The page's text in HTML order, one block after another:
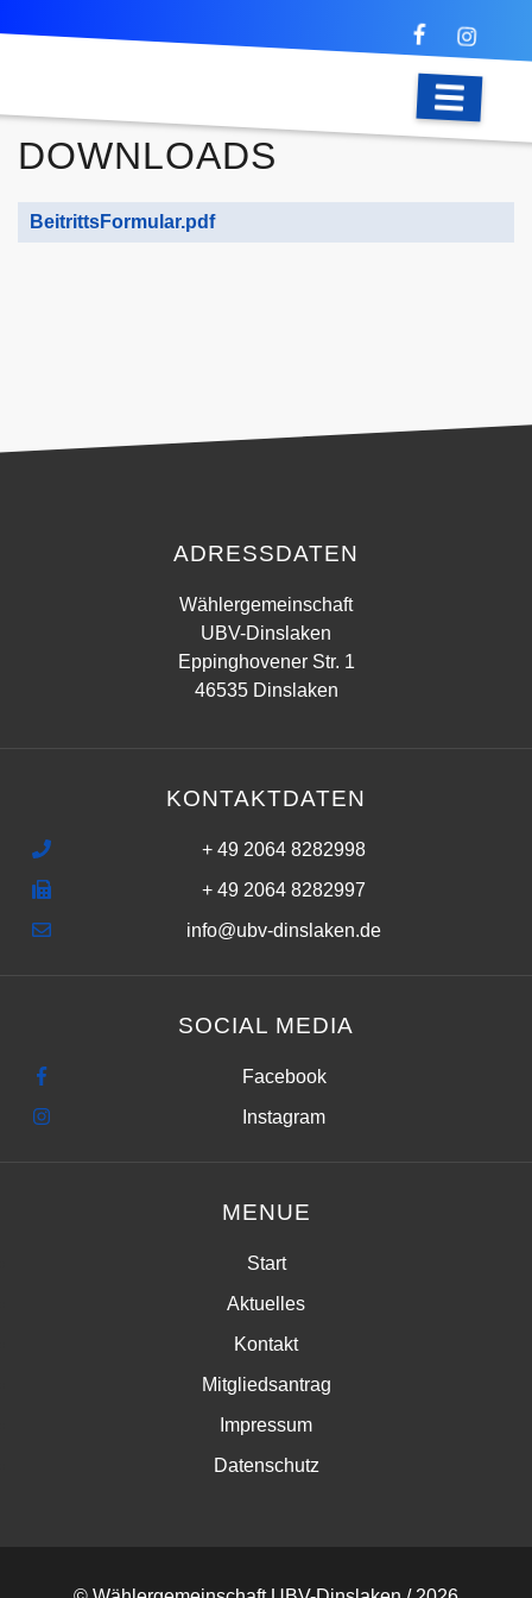
DOWNLOADS
BeitrittsFormular.pdf
ADRESSDATEN
Wählergemeinschaft
UBV-Dinslaken
Eppinghovener Str. 1
46535 Dinslaken
KONTAKTDATEN
+ 49 2064 8282998
+ 49 2064 8282997
info@ubv-dinslaken.de
SOCIAL MEDIA
Facebook
Instagram
MENUE
Start
Aktuelles
Kontakt
Mitgliedsantrag
Impressum
Datenschutz